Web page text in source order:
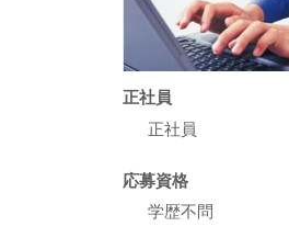
正社員
正社員
応募資格
学歴不問